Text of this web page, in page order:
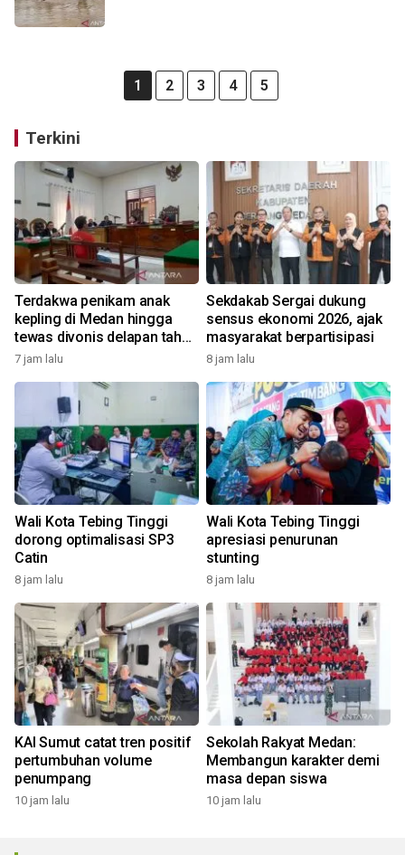
1 2 3 4 5
Terkini
Terdakwa penikam anak
kepling di Medan hingga
tewas divonis delapan tahun
penjara
7 jam lalu
Sekdakab Sergai dukung
sensus ekonomi 2026, ajak
masyarakat berpartisipasi
8 jam lalu
Wali Kota Tebing Tinggi
dorong optimalisasi SP3
Catin
8 jam lalu
Wali Kota Tebing Tinggi
apresiasi penurunan
stunting
8 jam lalu
KAI Sumut catat tren positif
pertumbuhan volume
penumpang
10 jam lalu
Sekolah Rakyat Medan:
Membangun karakter demi
masa depan siswa
10 jam lalu